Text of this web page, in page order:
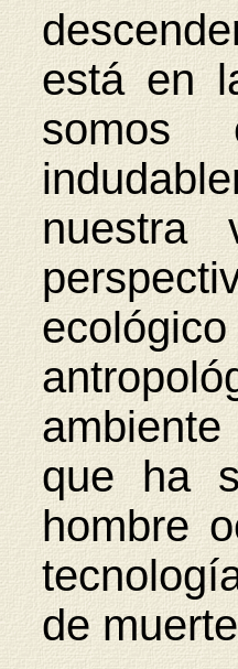
está en
somos
que ha
hombre
de